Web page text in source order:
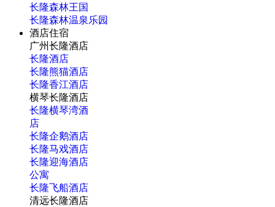
长隆森林王国
长隆森林温泉乐园
酒店住宿
广州长隆酒店
长隆酒店
长隆熊猫酒店
长隆香江酒店
横琴长隆酒店
长隆横琴湾酒
店
长隆企鹅酒店
长隆马戏酒店
长隆迎海酒店
公寓
长隆飞船酒店
清远长隆酒店